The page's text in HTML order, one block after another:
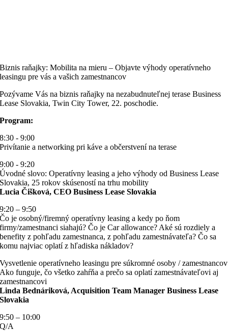
Biznis raňajky: Mobilita na mieru – Objavte výhody operatívneho
leasingu pre vás a vašich zamestnancov
Pozývame Vás na biznis raňajky na nezabudnuteľnej terase Business
Lease Slovakia, Twin City Tower, 22. poschodie.
Program:
8:30 - 9:00
Privítanie a networking pri káve a občerstvení na terase
9:00 - 9:20
Úvodné slovo: Operatívny leasing a jeho výhody od Business Lease
Slovakia, 25 rokov skúseností na trhu mobility
Lucia Čišková, CEO Business Lease Slovakia
9:20 – 9:50
Čo je osobný/firemný operatívny leasing a kedy po ňom
firmy/zamestnanci siahajú? Čo je Car allowance? Aké sú rozdiely a
benefity z pohľadu zamestnanca, z pohľadu zamestnávateľa? Čo sa
komu najviac oplatí z hľadiska nákladov?
Vysvetlenie operatívneho leasingu pre súkromné osoby / zamestnancov
Ako funguje, čo všetko zahŕňa a prečo sa oplatí zamestnávateľovi aj
zamestnancovi
Linda Bednáriková, Acquisition Team Manager Business Lease
Slovakia
9:50 – 10:00
Q/A